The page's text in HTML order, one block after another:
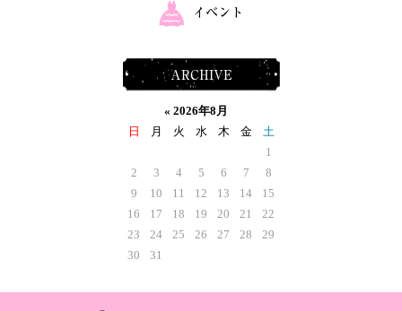
イベント
ARCHIVE
« 2026年8月
日
月 火 水 木 金
土
1
2
3 4 5 6 7
8
9
10 11 12 13 14
15
16
17 18 19 20 21
22
23
24 25 26 27 28
29
30
31